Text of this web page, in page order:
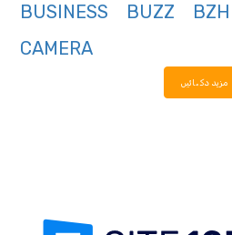
BUSINESS
BUZZ BZH
CAMERA
مزید دکھائیں